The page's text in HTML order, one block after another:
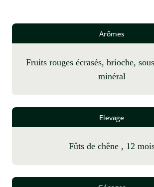
Arômes
Fruits rouges écrasés, brioche, sous-bois, craie,
minéral
Elevage
fûts de chêne , 12